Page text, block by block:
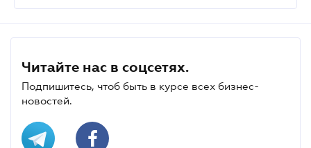
Читайте нас в соцсетях.
Подпишитесь, чтоб быть в курсе всех бизнес-
новостей.